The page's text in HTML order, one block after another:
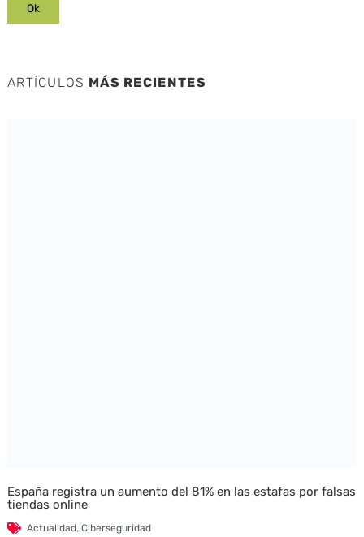
ARTÍCULOS MÁS RECIENTES
España registra un aumento del 81% en las estafas por falsas
tiendas online
Actualidad, Ciberseguridad